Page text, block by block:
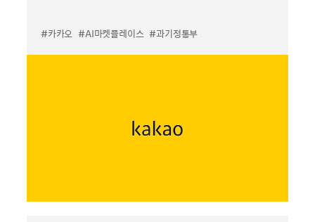
#카카오 #AI마켓플레이스 #과기정통부